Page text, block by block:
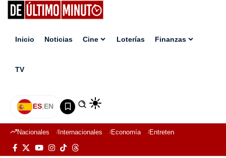
Inicio Noticias Cine Loterías Finanzas
TV
ES|EN
Nacionales Internacionales Economía Entretenimiento